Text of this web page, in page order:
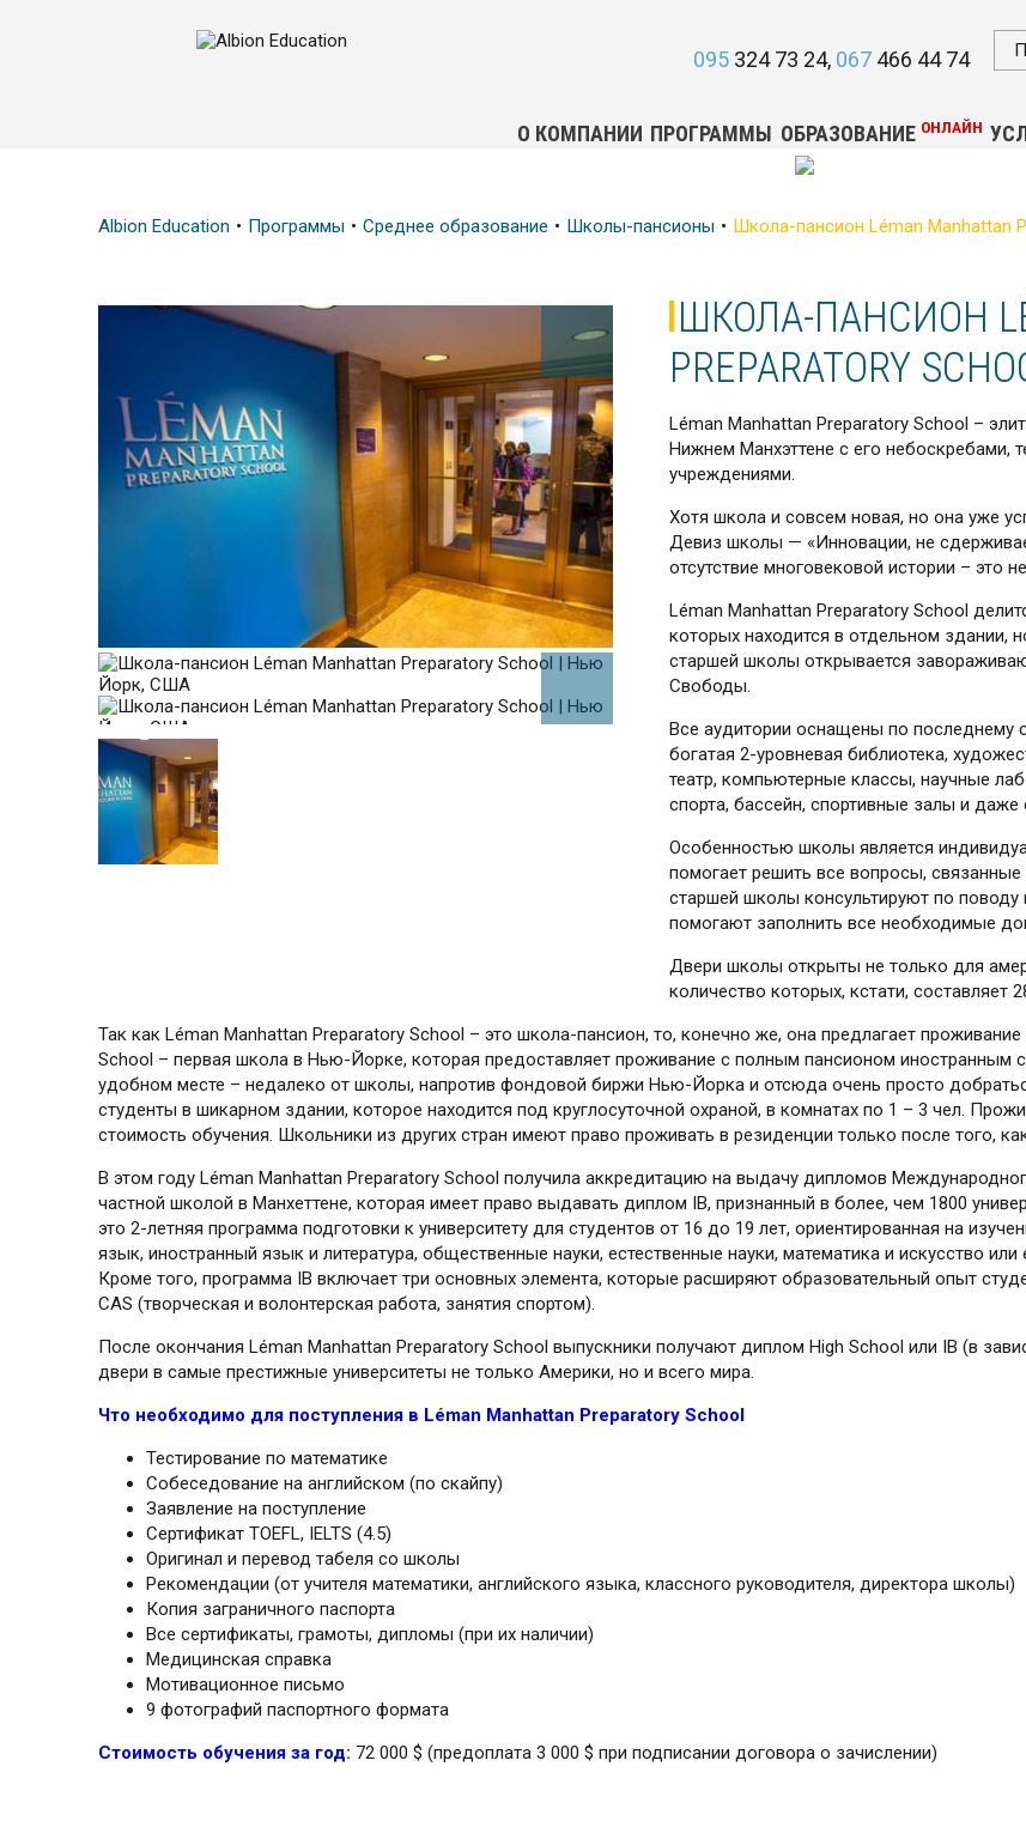
095 324 73 24 067 466 44 74
О КОМПАНИИ ПРОГРАММЫ ОБРАЗОВАНИЕ ОНЛАЙН
Albion Education Программы Среднее образование Школы-пансионы Школа-пансион Léman
ШКОЛА-ПАНСИОН
PREPARATORY
Léman Manhattan Preparatory School –
Нижнем Манхэттене с его небоскребами,
учреждениями.
Хотя школа и совсем новая, но она уже
Девиз школы — «Инновации, не
отсутствие многовековой ис­тории – это
Léman Manhattan Preparatory School
которых находится в отдельном здании,
старшей школы открывается
Свободы.
Все аудитории оснащены по последнему
богатая 2-уровневая библиотека,
театр, компьютерные классы, научные
спорта, бассейн, спортивные залы и даже
Особенностью школы является
помогает решить все вопросы,
старшей школы консультируют по
помогают заполнить все необходимые
Двери школы открыты не только для
количество которых, кстати, составляет
Так как Léman Manhattan Preparatory School – это школа-пансион, то, конечно же, она предлагает
School – первая школа в Нью-Йорке, которая предоставляет проживание с полным пансионом иностранным
удобном месте – недалеко от школы, напротив фондовой биржи Нью-Йорка и отсюда очень просто
студенты в шикарном здании, которое находится под круглосуточной охраной, в комнатах по 1 – 3 чел.
стоимость обучения. Школьники из других стран имеют право проживать в резиденции только после того,
В этом году Léman Manhattan Preparatory School получила аккредитацию на выдачу дипломов
частной школой в Манхеттене, которая имеет право выдавать диплом ІВ, признанный в более, чем 1800
это 2-летняя программа подготовки к университету для студентов от 16 до 19 лет, ориентированная на
язык, иностранный язык и ли­тера­ту­ра, общественные науки, естественные науки, математика и искусство
Кроме того, программа ІВ включает три основных элемента, которые расширяют образовательный опыт
CAS (творческая и волонтерская работа, занятия спортом).
После окончания Léman Manhattan Preparatory School выпускники получают диплом High School или IB (в
двери в самые престижные университеты не только Америки, но и всего мира.
Что необходимо для поступления в Léman Manhattan Preparatory School
Тестирование по математике
Собеседование на английском (по скайпу)
Заявление на поступление
Сертификат TOEFL, IELTS (4.5)
Оригинал и перевод табеля со школы
Рекомендации (от учителя математики, английского языка, классного руководителя, директора школы)
Копия заграничного паспорта
Все сертификаты, грамоты, дипломы (при их наличии)
Медицинская справка
Мотивационное письмо
9 фотографий паспортного формата
Стоимость обучения за год: 72 000 $ (предоплата 3 000 $ при подписании договора о зачислении)